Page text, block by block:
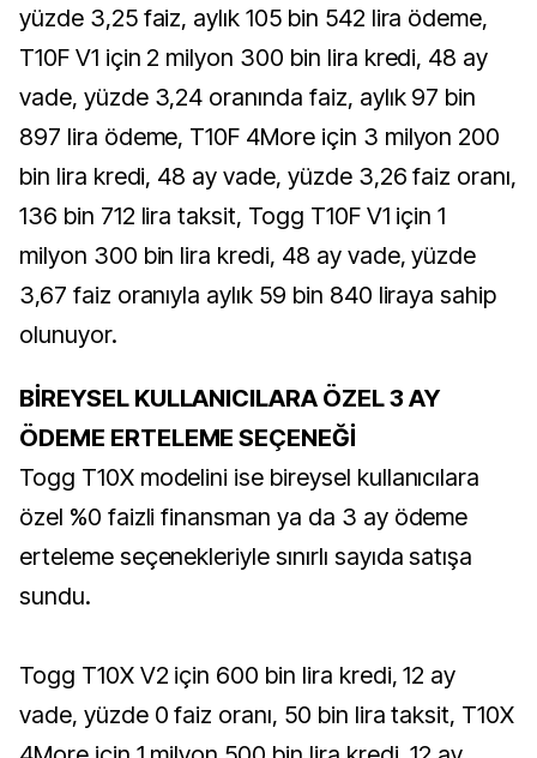
yüzde 3,25 faiz, aylık 105 bin 542 lira ödeme,
T10F V1 için 2 milyon 300 bin lira kredi, 48 ay
vade, yüzde 3,24 oranında faiz, aylık 97 bin
897 lira ödeme, T10F 4More için 3 milyon 200
bin lira kredi, 48 ay vade, yüzde 3,26 faiz oranı,
136 bin 712 lira taksit, Togg T10F V1 için 1
milyon 300 bin lira kredi, 48 ay vade, yüzde
3,67 faiz oranıyla aylık 59 bin 840 liraya sahip
olunuyor.
BİREYSEL KULLANICILARA ÖZEL 3 AY
ÖDEME ERTELEME SEÇENEĞİ
Togg T10X modelini ise bireysel kullanıcılara
özel %0 faizli finansman ya da 3 ay ödeme
erteleme seçenekleriyle sınırlı sayıda satışa
sundu.
Togg T10X V2 için 600 bin lira kredi, 12 ay
vade, yüzde 0 faiz oranı, 50 bin lira taksit, T10X